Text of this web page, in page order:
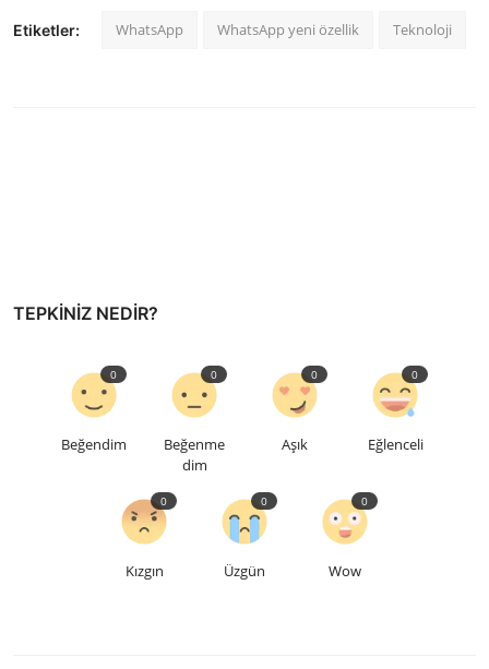
Etiketler: WhatsApp WhatsApp yeni özellik Teknoloji
TEPKINIZ NEDIR?
Beğendim
0
Beğenme
dim
0
Aşık
0
Eğlenceli
0
Kızgın
0
Üzgün
0
Wow
0